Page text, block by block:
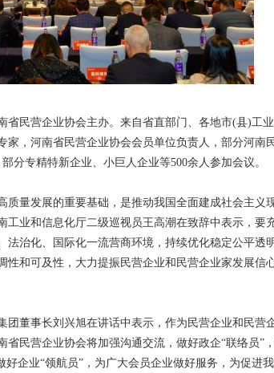
民营企业协会主办。来自省直部门、各地市(县)工
，河南省民营企业协会会员单位负责人，部分河南
分专精特新企业、小巨人企业等500余人参加会议。
量发展的重要基础，是推动我国全面建成社会主义
业和信息化厅二级巡视员王高潮在致辞中表示，要
治化、国际化一流营商环境，持续优化稳定公平透
和可及性，大力提振民营企业和民营企业家发展信
董事长刘兴旭在讲话中表示，作为民营企业和民营
民营企业协会将加强沟通交流，做好政企“联络员”
企业“领航员”，为广大会员企业做好服务，为促进